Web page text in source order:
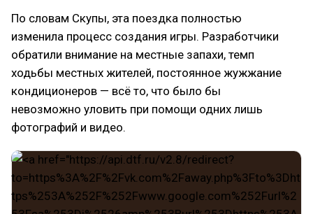
По словам Скупы, эта поездка полностью
изменила процесс создания игры. Разработчики
обратили внимание на местные запахи, темп
ходьбы местных жителей, постоянное жужжание
кондиционеров — всё то, что было бы
невозможно уловить при помощи одних лишь
фотографий и видео.